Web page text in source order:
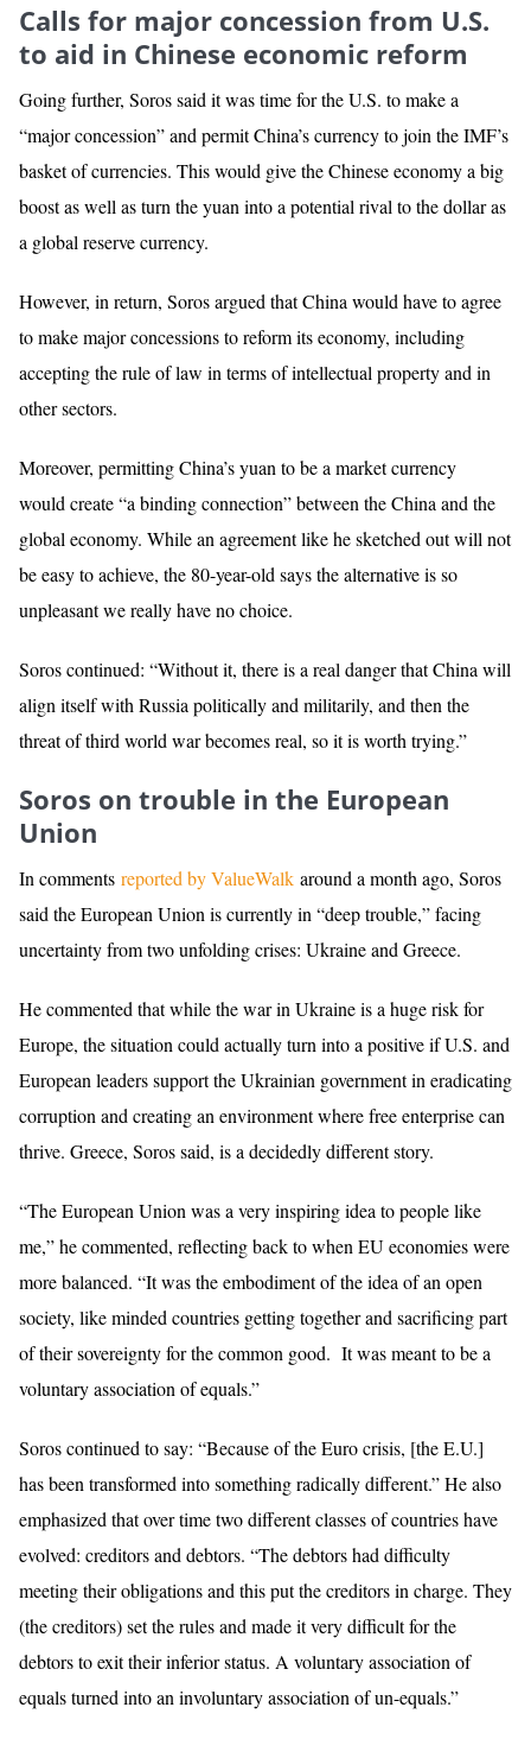
Calls for major concession from U.S.
to aid in Chinese economic reform
Going further, Soros said it was time for the U.S. to make a
“major concession” and permit China’s currency to join the IMF’s
basket of currencies. This would give the Chinese economy a big
boost as well as turn the yuan into a potential rival to the dollar as
a global reserve currency.
However, in return, Soros argued that China would have to agree
to make major concessions to reform its economy, including
accepting the rule of law in terms of intellectual property and in
other sectors.
Moreover, permitting China’s yuan to be a market currency
would create “a binding connection” between the China and the
global economy. While an agreement like he sketched out will not
be easy to achieve, the 80-year-old says the alternative is so
unpleasant we really have no choice.
Soros continued: “Without it, there is a real danger that China will
align itself with Russia politically and militarily, and then the
threat of third world war becomes real, so it is worth trying.”
Soros on trouble in the European
Union
In comments reported by ValueWalk around a month ago, Soros
said the European Union is currently in “deep trouble,” facing
uncertainty from two unfolding crises: Ukraine and Greece.
He commented that while the war in Ukraine is a huge risk for
Europe, the situation could actually turn into a positive if U.S. and
European leaders support the Ukrainian government in eradicating
corruption and creating an environment where free enterprise can
thrive. Greece, Soros said, is a decidedly different story.
“The European Union was a very inspiring idea to people like
me,” he commented, reflecting back to when EU economies were
more balanced. “It was the embodiment of the idea of an open
society, like minded countries getting together and sacrificing part
of their sovereignty for the common good. It was meant to be a
voluntary association of equals.”
Soros continued to say: “Because of the Euro crisis, [the E.U.]
has been transformed into something radically different.” He also
emphasized that over time two different classes of countries have
evolved: creditors and debtors. “The debtors had difficulty
meeting their obligations and this put the creditors in charge. They
(the creditors) set the rules and made it very difficult for the
debtors to exit their inferior status. A voluntary association of
equals turned into an involuntary association of un-equals.”